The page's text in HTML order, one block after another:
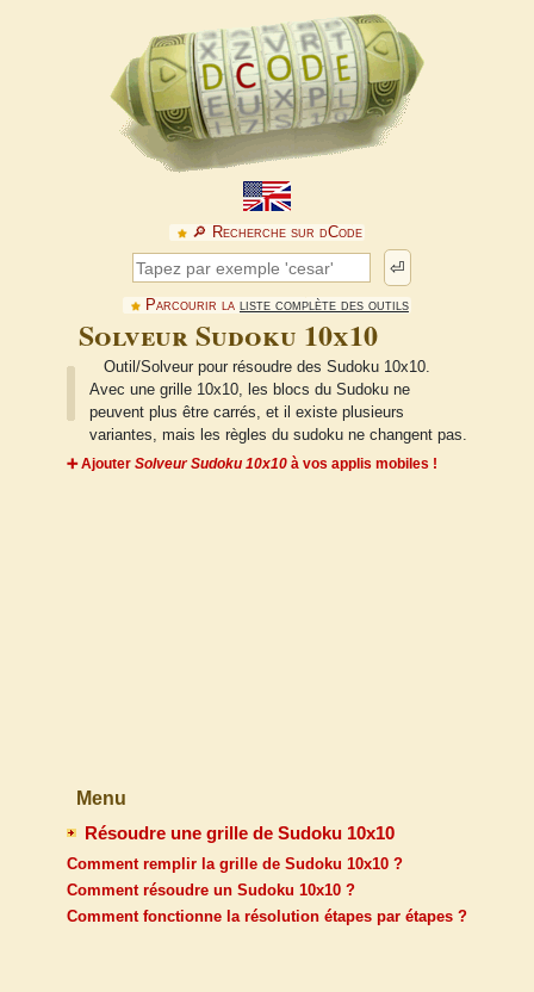
🔎︎ Recherche sur dCode
⏎
Parcourir la liste complète des outils
Solveur Sudoku 10x10
Outil/Solveur pour résoudre des Sudoku 10x10.
Avec une grille 10x10, les blocs du Sudoku ne
peuvent plus être carrés, et il existe plusieurs
variantes, mais les règles du sudoku ne changent pas.
➕ Ajouter Solveur Sudoku 10x10 à vos applis mobiles !
Menu
Résoudre une grille de Sudoku 10x10
Comment remplir la grille de Sudoku 10x10 ?
Comment résoudre un Sudoku 10x10 ?
Comment fonctionne la résolution étapes par étapes ?